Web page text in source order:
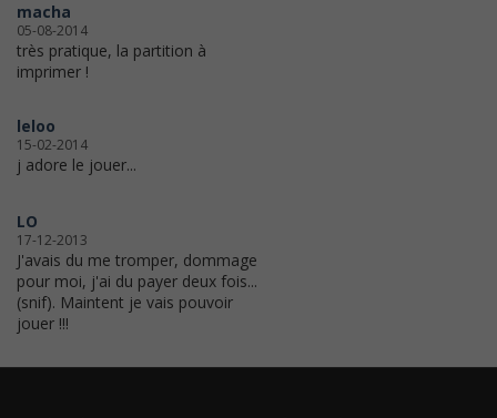
macha
05-08-2014
très pratique, la partition à
imprimer !
leloo
15-02-2014
j adore le jouer...
LO
17-12-2013
J'avais du me tromper, dommage
pour moi, j'ai du payer deux fois...
(snif). Maintent je vais pouvoir
jouer !!!